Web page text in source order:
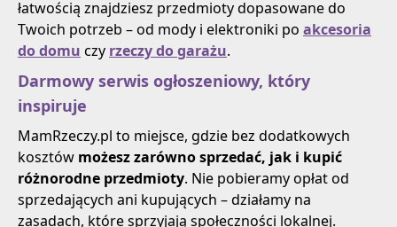
łatwością znajdziesz przedmioty dopasowane do
Twoich potrzeb – od mody i elektroniki po akcesoria
do domu czy rzeczy do garażu.
Darmowy serwis ogłoszeniowy, który
inspiruje
MamRzeczy.pl to miejsce, gdzie bez dodatkowych
kosztów możesz zarówno sprzedać, jak i kupić
różnorodne przedmioty. Nie pobieramy opłat od
sprzedających ani kupujących – działamy na
zasadach, które sprzyjają społeczności lokalnej.